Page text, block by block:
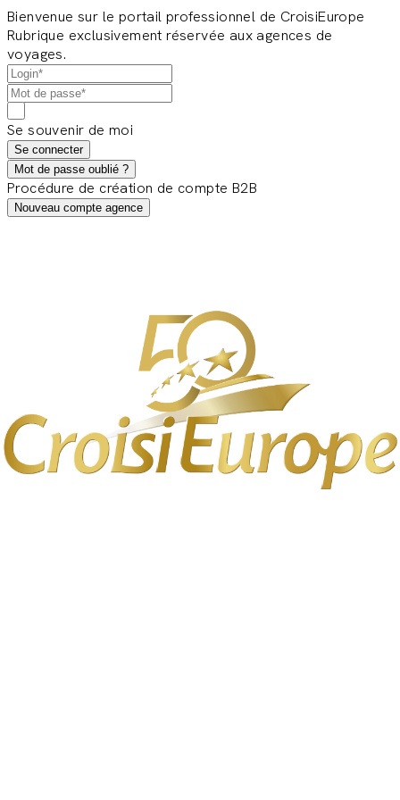
Bienvenue sur le portail professionnel de CroisiEurope
Rubrique exclusivement réservée aux agences de
voyages.
Se souvenir de moi
Se connecter
Mot de passe oublié ?
Procédure de création de compte B2B
Nouveau compte agence